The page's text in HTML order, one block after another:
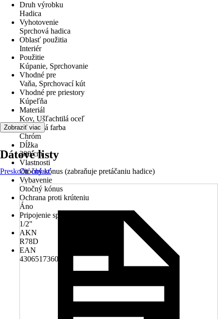
Druh výrobku
Hadica
Vyhotovenie
Sprchová hadica
Oblasť použitia
Interiér
Použitie
Kúpanie, Sprchovanie
Vhodné pre
Vaňa, Sprchovací kút
Vhodné pre priestory
Kúpeľňa
Materiál
Kov, Ušľachtilá oceľ
Základná farba
Chróm
Dĺžka
200 cm
Vlastnosti
Otočný kónus (zabraňuje pretáčaniu hadice)
Vybavenie
Otočný kónus
Ochrana proti krúteniu
Áno
Pripojenie sprchy
1/2"
AKN
R78D
EAN
4306517360856
Zobraziť viac
Dátové listy
Preskočiť oblasť